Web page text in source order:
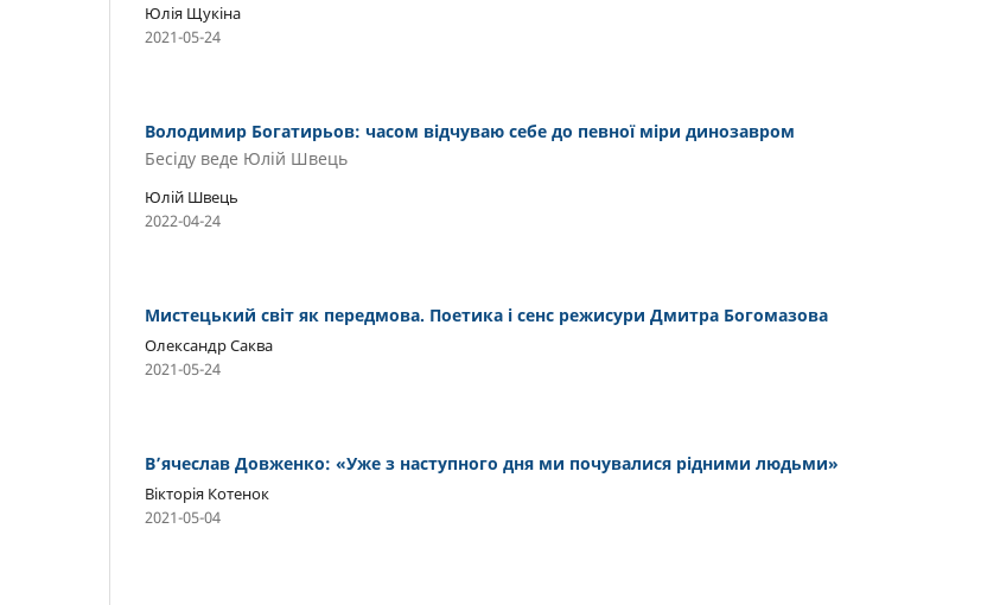
Юлія Щукіна
2021-05-24
Володимир Богатирьов: часом відчуваю себе до певної міри динозавром
Бесіду веде Юлій Швець
Юлій Швець
2022-04-24
Мистецький світ як передмова. Поетика і сенс режисури Дмитра Богомазова
Олександр Саква
2021-05-24
В’ячеслав Довженко: «Уже з наступного дня ми почувалися рідними людьми»
Вікторія Котенок
2021-05-04